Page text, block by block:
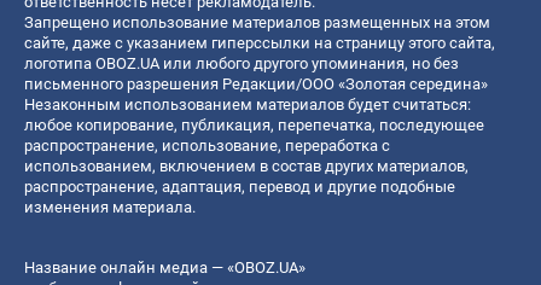
Запрещено использование материалов размещенных на этом
сайте, даже с указанием гиперссылки на страницу этого сайта,
логотипа OBOZ.UA или любого другого упоминания, но без
письменного разрешения Редакции/ООО «Золотая середина»
Незаконным использованием материалов будет считаться:
любое копирование, публикация, перепечатка, последующее
распространение, использование, переработка с
использованием, включением в состав других материалов,
распространение, адаптация, перевод и другие подобные
изменения материала.
Название онлайн медиа — «OBOZ.UA»